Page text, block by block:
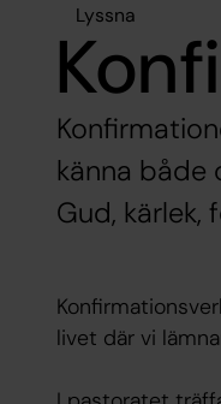
Lyssna
känna både
Gud, kärlek,
livet där vi